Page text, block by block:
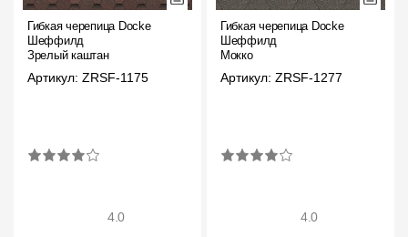
Компания
О компании
Гибкая черепица Docke
Шеффилд
Зрелый каштан
Артикул: ZRSF-1175
4.0
Гибкая черепица Docke
Шеффилд
Мокко
Артикул: ZRSF-1277
4.0